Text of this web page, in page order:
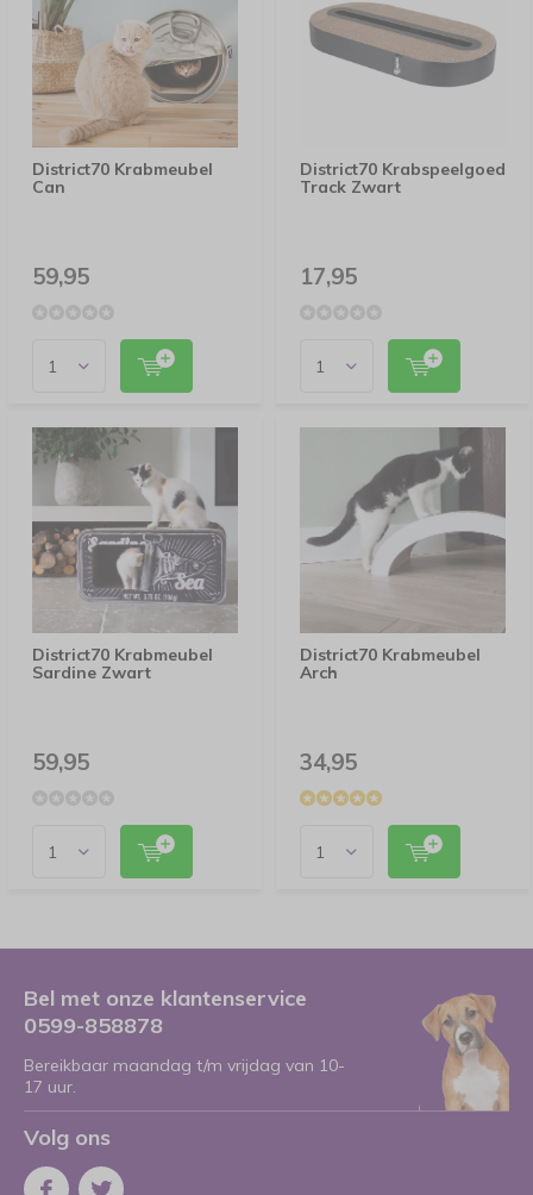
District70 Krabmeubel
Can
59,95
District70 Krabspeelgoed
Track Zwart
17,95
District70 Krabmeubel
Sardine Zwart
59,95
District70 Krabmeubel
Arch
34,95
Bel met onze klantenservice
0599-858878
Bereikbaar maandag t/m vrijdag van 10-
17 uur.
Volg ons